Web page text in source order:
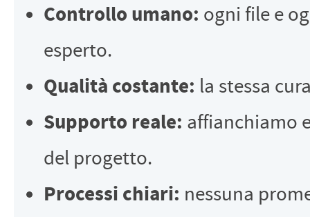
Controllo umano: ogni file e
esperto.
Qualità costante: la stessa
Supporto reale: affianchiamo
del progetto.
Processi chiari: nessuna